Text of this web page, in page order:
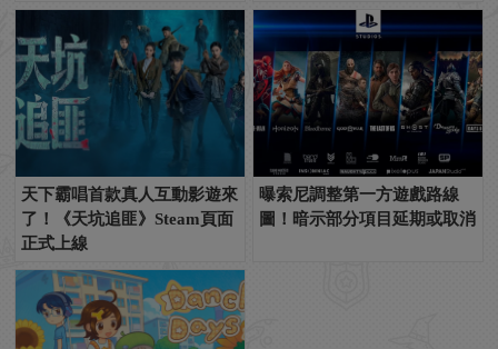
天下霸唱首款真人互動影遊來
了！《天坑追匪》Steam頁面
正式上線
曝索尼調整第一方遊戲路線
圖！暗示部分項目延期或取消